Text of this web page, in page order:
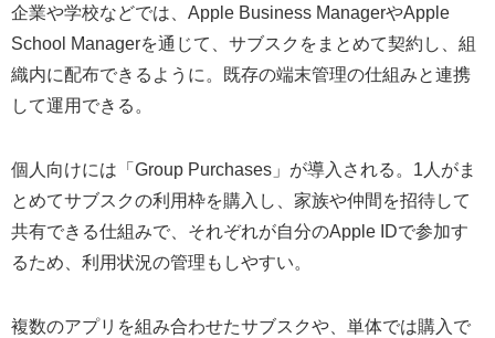
企業や学校などでは、Apple Business ManagerやApple
School Managerを通じて、サブスクをまとめて契約し、組
織内に配布できるように。既存の端末管理の仕組みと連携
して運用できる。
個人向けには「Group Purchases」が導入される。1人がま
とめてサブスクの利用枠を購入し、家族や仲間を招待して
共有できる仕組みで、それぞれが自分のApple IDで参加す
るため、利用状況の管理もしやすい。
複数のアプリを組み合わせたサブスクや、単体では購入で